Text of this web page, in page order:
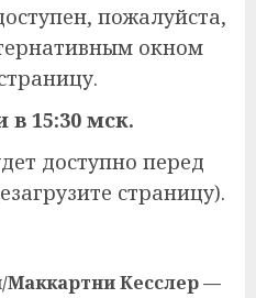
пожалуйста,
окном
15:30 мск.
доступно перед
страницу).
Маккартни Кесслер —